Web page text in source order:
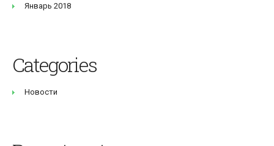
Январь 2018
Categories
Новости